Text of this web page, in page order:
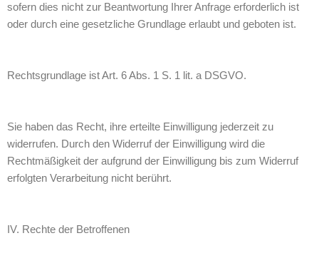
sofern dies nicht zur Beantwortung Ihrer Anfrage erforderlich ist
oder durch eine gesetzliche Grundlage erlaubt und geboten ist.
Rechtsgrundlage ist Art. 6 Abs. 1 S. 1 lit. a DSGVO.
Sie haben das Recht, ihre erteilte Einwilligung jederzeit zu
widerrufen. Durch den Widerruf der Einwilligung wird die
Rechtmäßigkeit der aufgrund der Einwilligung bis zum Widerruf
erfolgten Verarbeitung nicht berührt.
IV. Rechte der Betroffenen